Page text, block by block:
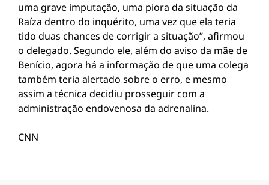
uma grave imputação, uma piora da situação da
Raíza dentro do inquérito, uma vez que ela teria
tido duas chances de corrigir a situação”, afirmou
o delegado. Segundo ele, além do aviso da mãe de
Benício, agora há a informação de que uma colega
também teria alertado sobre o erro, e mesmo
assim a técnica decidiu prosseguir com a
administração endovenosa da adrenalina.
CNN